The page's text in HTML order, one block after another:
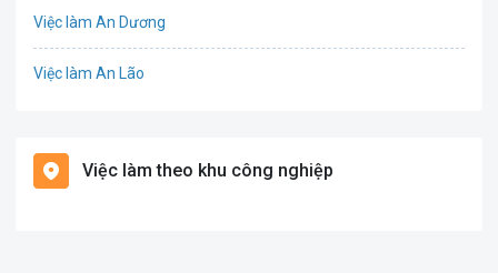
Văn Phòng
Việc làm An Dương
Việc làm An Lão
Việc làm Cát Hải
Việc làm theo khu công nghiệp